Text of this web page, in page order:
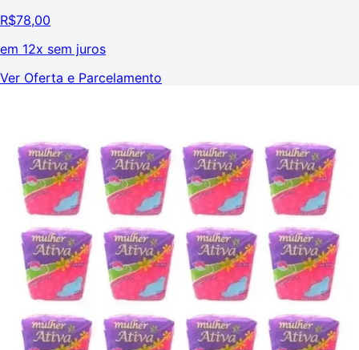
R$78,00
em 12x sem juros
Ver Oferta e Parcelamento